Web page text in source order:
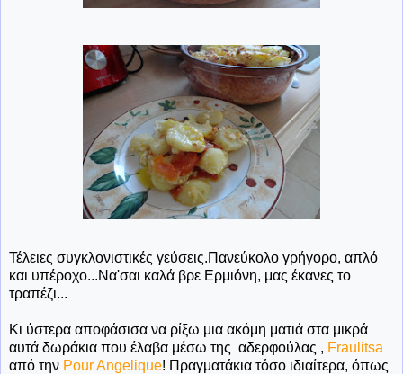
Τέλειες συγκλονιστικές γεύσεις.Πανεύκολο γρήγορο, απλό
και υπέροχο...Να'σαι καλά βρε Ερμιόνη, μας έκανες το
τραπέζι...
Κι ύστερα αποφάσισα να ρίξω μια ακόμη ματιά στα μικρά
αυτά δωράκια που έλαβα μέσω της αδερφούλας , Fraulitsa
από την Pour Angelique! Πραγματάκια τόσο ιδιαίτερα, όπως